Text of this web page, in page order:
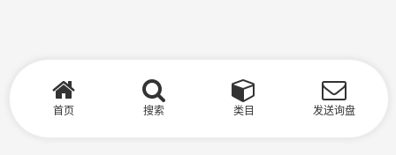
首页 搜索 类目 发送询盘